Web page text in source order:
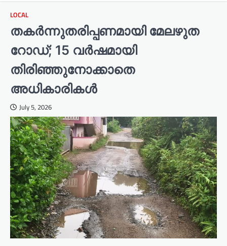
LOCAL
തകർന്നുതരിപ്പണമായി മേലഴുത
റോഡ്; 15 വർഷമായി
തിരിഞ്ഞുനോക്കാതെ
അധികാരികൾ
July 5, 2026